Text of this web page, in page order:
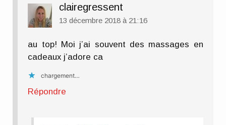
clairegressent
13 décembre 2018 à 21:16
au top! Moi j’ai souvent des massages en
cadeaux j’adore ca
chargement…
Répondre